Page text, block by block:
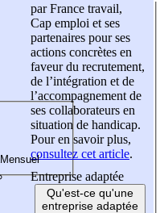
par France travail,
Cap emploi et ses
partenaires pour ses
actions concrètes en
faveur du recrutement,
de l’intégration et de
l’accompagnement de
ses collaborateurs en
situation de handicap.
Pour en savoir plus,
consultez cet article.
Entreprise adaptée
Qu'est-ce qu'une
entreprise adaptée